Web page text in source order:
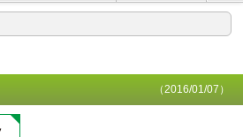
（2016/01/07）